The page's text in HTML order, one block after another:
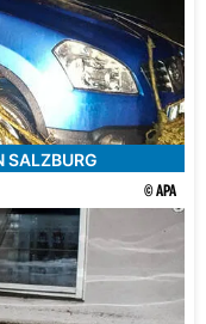
SALZBURG
© APA